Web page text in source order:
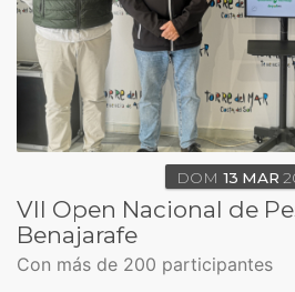
DOM 13 MAR
VII Open Nacional de
Benajarafe
Con más de 200 participantes